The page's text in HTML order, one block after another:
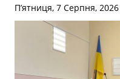
П’ятниця, 7 Серпня, 2026